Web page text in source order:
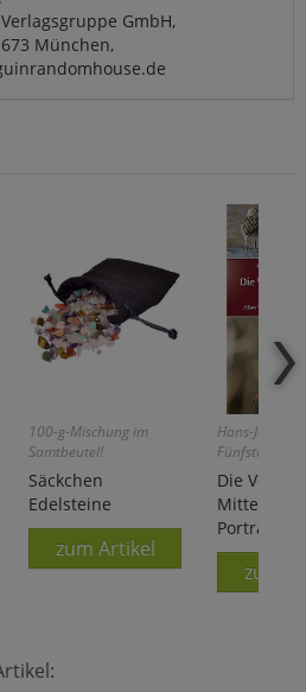
GmbH,
München,
100-g-Mischung im
Samtbeutel!
Säckchen
Edelsteine
zum Artikel
Hans-Joachim
Fünfstück/
Die Vögel
Porträt
zum